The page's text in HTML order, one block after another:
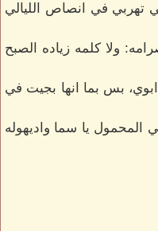
تهربي في انصاص الليالي
ولا كلمه زياده الصبح
بس بما انها بجيت في
المحمول يا سما واديهوله